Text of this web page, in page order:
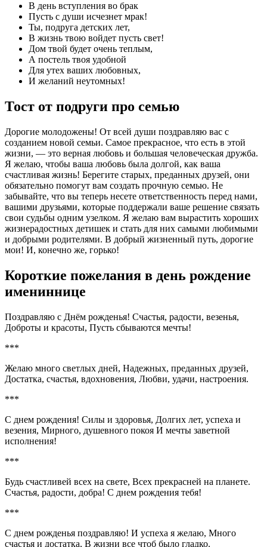
В день вступления во брак
Пусть с души исчезнет мрак!
Ты, подруга детских лет,
В жизнь твою войдет пусть свет!
Дом твой будет очень теплым,
А постель твоя удобной
Для утех ваших любовных,
И желаний неутомных!
Тост от подруги про семью
Дорогие молодожены! От всей души поздравляю вас с
созданием новой семьи. Самое прекрасное, что есть в этой
жизни, — это верная любовь и большая человеческая дружба.
Я желаю, чтобы ваша любовь была долгой, как ваша
счастливая жизнь! Берегите старых, преданных друзей, они
обязательно помогут вам создать прочную семью. Не
забывайте, что вы теперь несете ответственность перед нами,
вашими друзьями, которые поддержали ваше решение связать
свои судьбы одним узелком. Я желаю вам вырастить хороших
жизнерадостных детишек и стать для них самыми любимыми
и добрыми родителями. В добрый жизненный путь, дорогие
мои! И, конечно же, горько!
Короткие пожелания в день рождение
имениннице
Поздравляю с Днём рожденья! Счастья, радости, везенья,
Доброты и красоты, Пусть сбываются мечты!
***
Желаю много светлых дней, Надежных, преданных друзей,
Достатка, счастья, вдохновения, Любви, удачи, настроения.
***
С днем рождения! Силы и здоровья, Долгих лет, успеха и
везения, Мирного, душевного покоя И мечты заветной
исполнения!
***
Будь счастливей всех на свете, Всех прекрасней на планете.
Счастья, радости, добра! С днем рождения тебя!
***
С днем рожденья поздравляю! И успеха я желаю, Много
счастья и достатка, В жизни все чтоб было гладко.